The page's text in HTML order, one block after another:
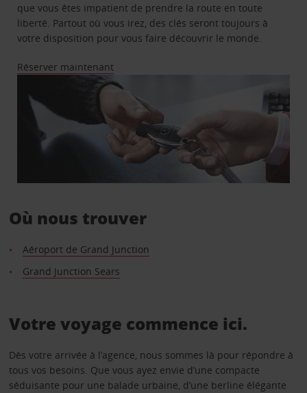
que vous êtes impatient de prendre la route en toute
liberté. Partout où vous irez, des clés seront toujours à
votre disposition pour vous faire découvrir le monde.
Réserver maintenant
Où nous trouver
Aéroport de Grand Junction
Grand Junction Sears
Votre voyage commence ici.
Dès votre arrivée à l’agence, nous sommes là pour répondre à
tous vos besoins. Que vous ayez envie d’une compacte
séduisante pour une balade urbaine, d’une berline élégante